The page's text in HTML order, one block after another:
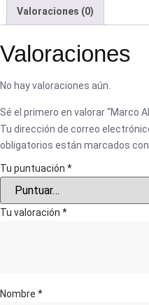
Valoraciones (0)
Valoraciones
No hay valoraciones aún.
Sé el primero en valorar “Marco
Tu dirección de correo
obligatorios están marcados con
Tu puntuación *
Tu valoración *
Nombre *